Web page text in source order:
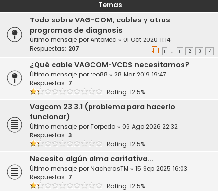
Temas
Todo sobre VAG-COM, cables y otros
programas de diagnosis
Último mensaje por AntoMec « 01 Oct 2020 11:14
Respuestas: 207 1 … 11 12 13 14
¿Qué cable VAGCOM-VCDS necesitamos?
Último mensaje por teo88 « 28 Mar 2019 19:47
Respuestas: 7
Rating: 12.5%
Vagcom 23.3.1 (problema para hacerlo
funcionar)
Último mensaje por Torpedo « 06 Ago 2026 22:32
Respuestas: 3
Rating: 12.5%
Necesito algún alma caritativa...
Último mensaje por NacherasTM « 15 Sep 2025 16:03
Respuestas: 7
Rating: 12.5%